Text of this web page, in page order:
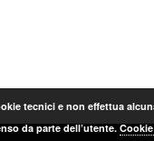
tecnici e non effettua
da parte dell’utente.